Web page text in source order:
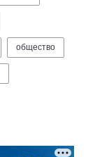
общество